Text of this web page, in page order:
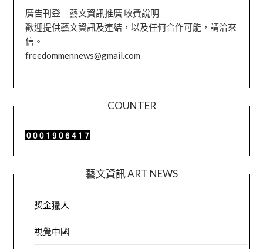
廣告刊登｜藝文資訊推廣 收費說明
歡迎提供藝文資訊及連結，以及任何合作可能，請洽來
信。
freedommennews@gmail.com
COUNTER
藝文資訊 ART NEWS
獎金獵人
視覺中國